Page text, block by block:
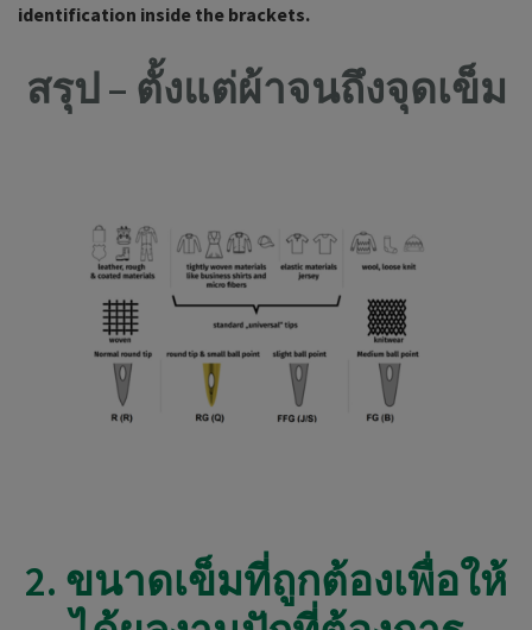
identification inside the brackets.
สรุป – ตั้งแต่ผ้าจนถึงจุดเข็ม
2. ขนาดเข็มที่ถูกต้องเพื่อให้